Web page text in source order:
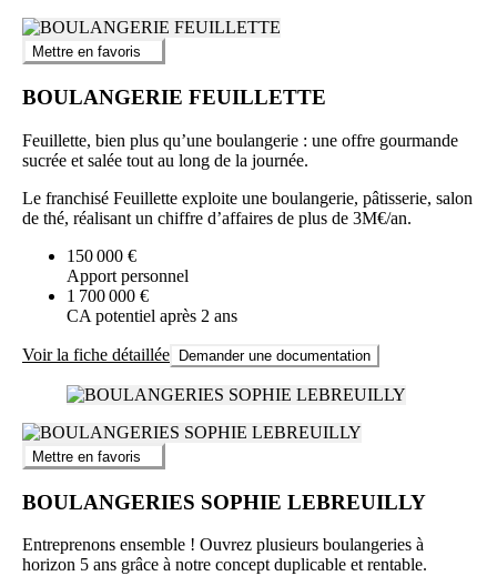
Mettre en favoris
BOULANGERIE FEUILLETTE
Feuillette, bien plus qu’une boulangerie : une offre gourmande
sucrée et salée tout au long de la journée.
Le franchisé Feuillette exploite une boulangerie, pâtisserie, salon
de thé, réalisant un chiffre d’affaires de plus de 3M€/an.
150 000 €
Apport personnel
1 700 000 €
CA potentiel après 2 ans
Voir la fiche détaillée Demander une documentation
Mettre en favoris
BOULANGERIES SOPHIE LEBREUILLY
Entreprenons ensemble ! Ouvrez plusieurs boulangeries à
horizon 5 ans grâce à notre concept duplicable et rentable.